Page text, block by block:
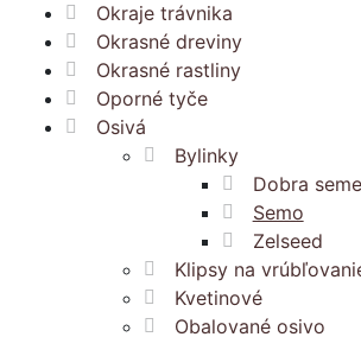
Okraje trávnika
Okrasné dreviny
Okrasné rastliny
Oporné tyče
Osivá
Bylinky
Dobra
Semo
Zelseed
Klipsy na
Kvetinové
Obalované osivo